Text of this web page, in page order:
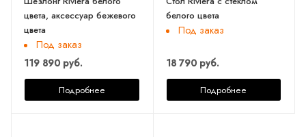
цвета, аксессуар бежевого
цвета
Под заказ
119 890 руб.
Подробнее
белого цвета
Под заказ
18 790 руб.
Подробнее